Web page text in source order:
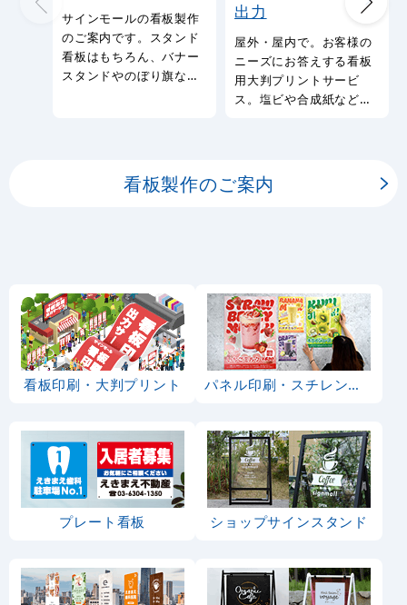
サインモールの看板製作
のご案内です。スタンド
看板はもちろん、バナー
スタンドやのぼり旗など
出力
屋外・屋内で。お客様の
ニーズにお答えする看板
用大判プリントサービ
ス。塩ビや合成紙など看
看板製作のご案内
看板印刷・大判プリント パネル印刷・スチレンボード
プレート看板 ショップサインスタンド